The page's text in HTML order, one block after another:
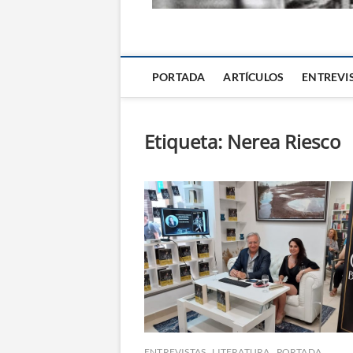
PORTADA ARTÍCULOS
Etiqueta: Nerea Riesco